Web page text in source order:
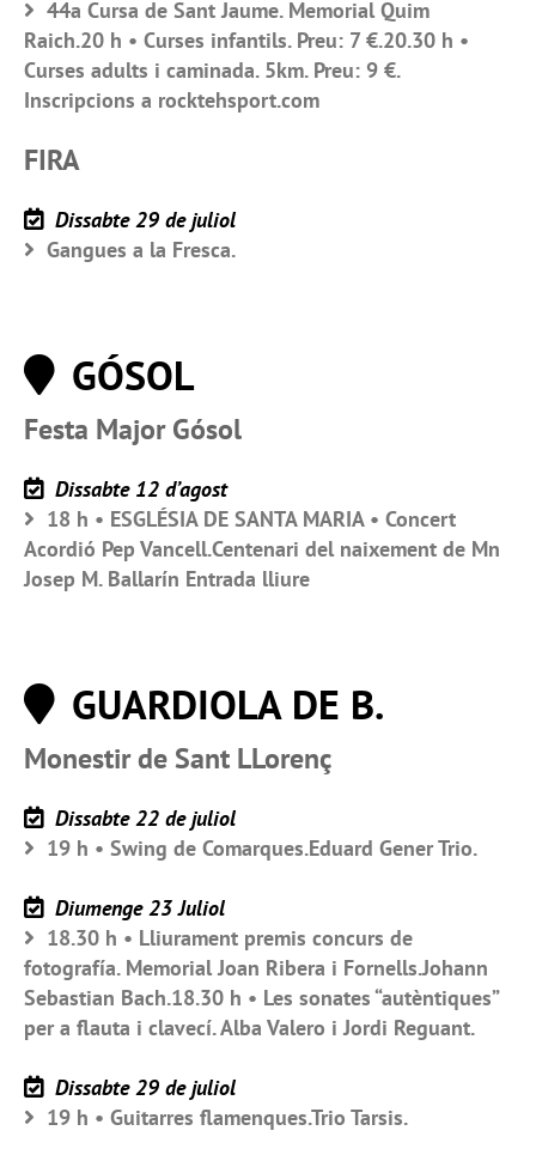
44a Cursa de Sant Jaume. Memorial Quim
Raich.20 h • Curses infantils. Preu: 7 €.20.30 h •
Curses adults i caminada. 5km. Preu: 9 €.
Inscripcions a rocktehsport.com
FIRA
Dissabte 29 de juliol
Gangues a la Fresca.
GÓSOL
Festa Major Gósol
Dissabte 12 d’agost
18 h • ESGLÉSIA DE SANTA MARIA • Concert
Acordió Pep Vancell.Centenari del naixement de Mn
Josep M. Ballarín Entrada lliure
GUARDIOLA DE B.
Monestir de Sant LLorenç
Dissabte 22 de juliol
19 h • Swing de Comarques.Eduard Gener Trio.
Diumenge 23 Juliol
18.30 h • Lliurament premis concurs de
fotografía. Memorial Joan Ribera i Fornells.Johann
Sebastian Bach.18.30 h • Les sonates “autèntiques”
per a flauta i clavecí. Alba Valero i Jordi Reguant.
Dissabte 29 de juliol
19 h • Guitarres flamenques.Trio Tarsis.